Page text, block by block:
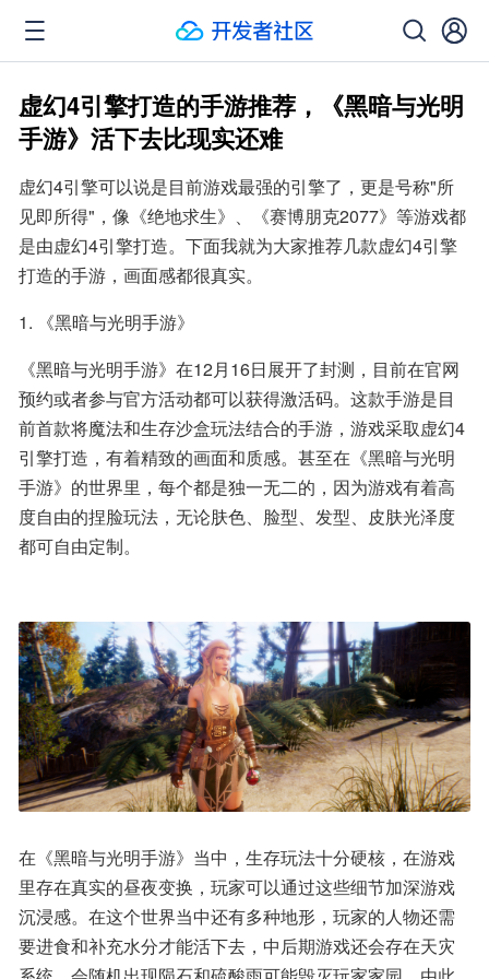
虚幻4引擎打造的手游推荐，《黑暗与光明
手游》活下去比现实还难
虚幻4引擎可以说是目前游戏最强的引擎了，更是号称"所
见即所得"，像《绝地求生》、《赛博朋克2077》等游戏都
是由虚幻4引擎打造。下面我就为大家推荐几款虚幻4引擎
打造的手游，画面感都很真实。
1. 《黑暗与光明手游》
《黑暗与光明手游》在12月16日展开了封测，目前在官网
预约或者参与官方活动都可以获得激活码。这款手游是目
前首款将魔法和生存沙盒玩法结合的手游，游戏采取虚幻4
引擎打造，有着精致的画面和质感。甚至在《黑暗与光明
手游》的世界里，每个都是独一无二的，因为游戏有着高
度自由的捏脸玩法，无论肤色、脸型、发型、皮肤光泽度
都可自由定制。
在《黑暗与光明手游》当中，生存玩法十分硬核，在游戏
里存在真实的昼夜变换，玩家可以通过这些细节加深游戏
沉浸感。在这个世界当中还有多种地形，玩家的人物还需
要进食和补充水分才能活下去，中后期游戏还会存在天灾